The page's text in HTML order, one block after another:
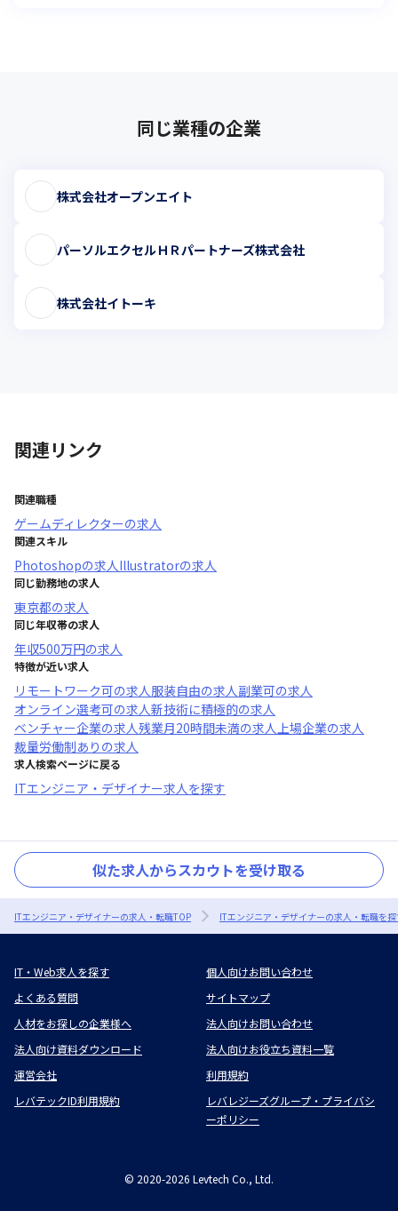
同じ業種の企業
株式会社オープンエイト
パーソルエクセルＨＲパートナーズ株式会社
株式会社イトーキ
関連リンク
関連職種
ゲームディレクターの求人
関連スキル
Photoshopの求人Illustratorの求人
同じ勤務地の求人
東京都の求人
同じ年収帯の求人
年収500万円の求人
特徴が近い求人
リモートワーク可の求人服装自由の求人副業可の求人
オンライン選考可の求人新技術に積極的の求人
ベンチャー企業の求人残業月20時間未満の求人上場企業の求人
裁量労働制あり の求人
求人検索ページに戻る
ITエンジニア・デザイナー求人を探す
似た求人からスカウトを受け取る
ITエンジニア・デザイナーの求人・転職TOP ITエンジニア・デザイナーの求人・転職を
IT・Web求人を探す
個人向けお問い合わせ
よくある質問
サイトマップ
人材をお探しの企業様へ
法人向けお問い合わせ
法人向け資料ダウンロード
法人向けお役立ち資料一覧
運営会社
利用規約
レバテックID利用規約
レバレジーズグループ・プライバシ
ーポリシー
© 2020-2026 Levtech Co., Ltd.